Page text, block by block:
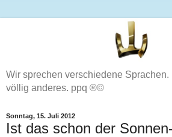
Wir sprechen verschiedene
völlig anderes. ppq ®©
Sonntag, 15. Juli 2012
Ist das schon der